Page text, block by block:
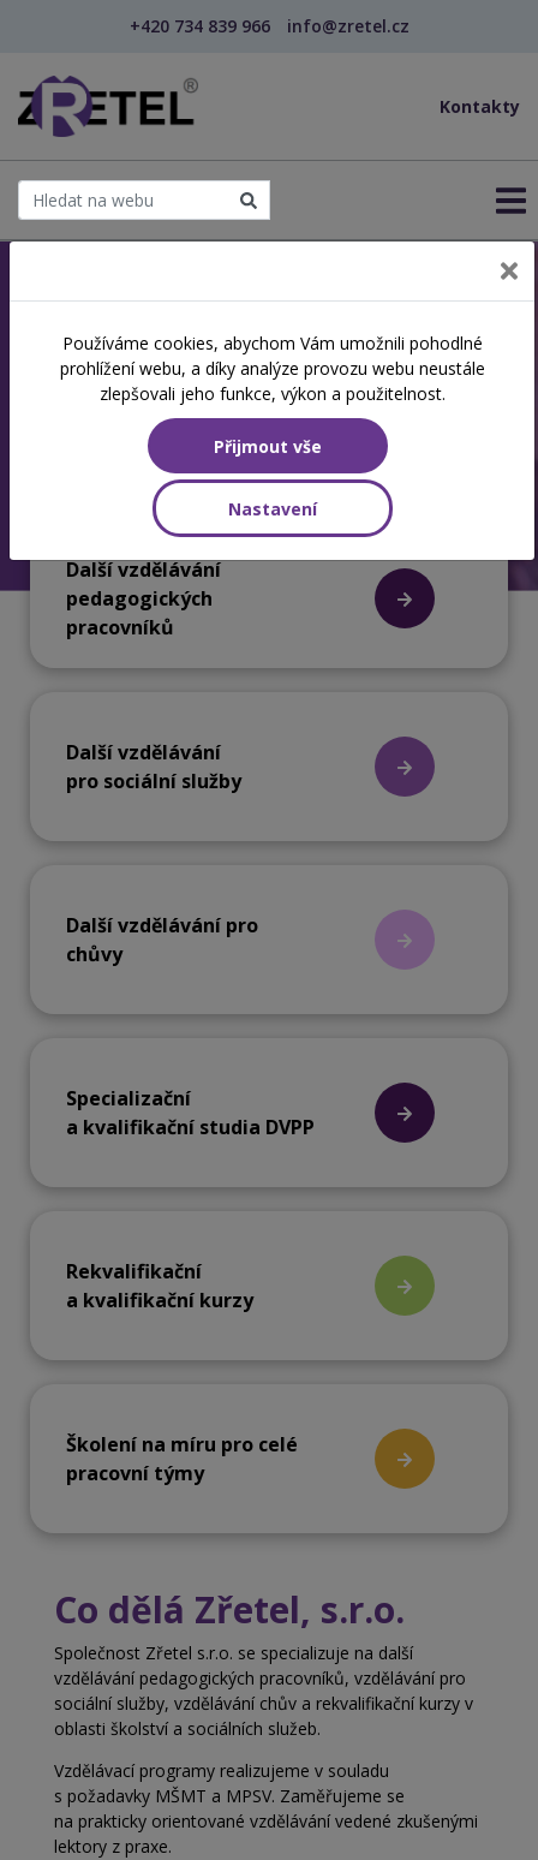
+420 734 839 966 info@zretel.cz
Kontakty
Jsme akreditovaná
vzdělávací instituce
Specializujeme se na další vzdělávání a
rekvalifikace
Další vzdělávání
pedagogických
pracovníků
Další vzdělávání
pro sociální služby
Další vzdělávání pro
chůvy
Specializační
a kvalifikační studia DVPP
Rekvalifikační
a kvalifikační kurzy
Školení na míru pro celé
pracovní týmy
Co dělá Zřetel, s.r.o.
Společnost Zřetel s.r.o. se specializuje na další
vzdělávání pedagogických pracovníků, vzdělávání pro
sociální služby, vzdělávání chův a rekvalifikační kurzy v
oblasti školství a sociálních služeb.
Vzdělávací programy realizujeme v souladu
s požadavky MŠMT a MPSV. Zaměřujeme se
na prakticky orientované vzdělávání vedené zkušenými
lektory z praxe.
Používáme cookies, abychom Vám umožnili pohodlné
prohlížení webu, a díky analýze provozu webu neustále
zlepšovali jeho funkce, výkon a použitelnost.
Přijmout vše
Nastavení